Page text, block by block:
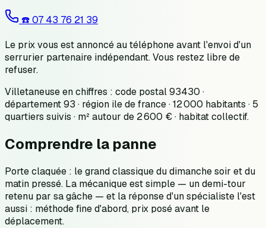
☎️07 43 76 21 39
Le prix vous est annoncé au téléphone avant l'envoi d'un
serrurier partenaire indépendant. Vous restez libre de
refuser.
Villetaneuse en chiffres : code postal 93430 ·
département 93 · région ile de france · 12 000 habitants · 5
quartiers suivis · m² autour de 2 600 € · habitat collectif.
Comprendre la panne
Porte claquée : le grand classique du dimanche soir et du
matin pressé. La mécanique est simple — un demi-tour
retenu par sa gâche — et la réponse d'un spécialiste l'est
aussi : méthode fine d'abord, prix posé avant le
déplacement.